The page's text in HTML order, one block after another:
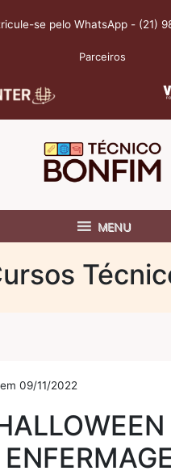
se pelo WhatsApp - (21)
Parceiros
MENU
09/11/2022